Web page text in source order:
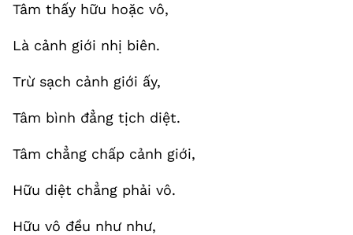
Tâm thấy hữu hoặc vô,
Là cảnh giới nhị biên.
Trừ sạch cảnh giới ấy,
Tâm bình đẳng tịch diệt.
Tâm chẳng chấp cảnh giới,
Hữu diệt chẳng phải vô.
Hữu vô đều như như,